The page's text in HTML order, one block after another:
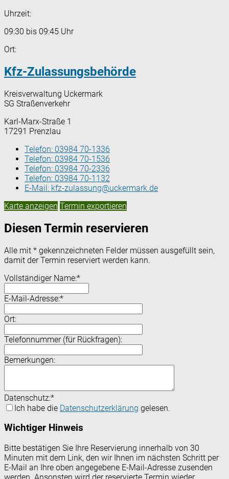
Uhrzeit:
09:30 bis 09:45 Uhr
Ort:
Kfz-Zulassungsbehörde
Kreisverwaltung Uckermark
SG Straßenverkehr
Karl-Marx-Straße 1
17291 Prenzlau
Telefon: 03984 70-1336
Telefon: 03984 70-1536
Telefon: 03984 70-2336
Telefon: 03984 70-1132
E-Mail: kfz-zulassung@uckermark.de
Karte anzeigen Termin exportieren
Diesen Termin reservieren
Alle mit * gekennzeichneten Felder müssen ausgefüllt sein,
damit der Termin reserviert werden kann.
Vollständiger Name:*
E-Mail-Adresse:*
Ort:
Telefonnummer (für Rückfragen):
Bemerkungen:
Datenschutz:*
Ich habe die Datenschutzerklärung gelesen.
Wichtiger Hinweis
Bitte bestätigen Sie Ihre Reservierung innerhalb von 30
Minuten mit dem Link, den wir Ihnen im nächsten Schritt per
E-Mail an Ihre oben angegebene E-Mail-Adresse zusenden